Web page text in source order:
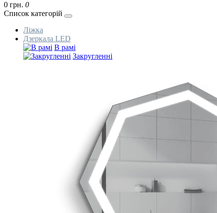
0 грн. 0
Список категорій
Ліжка
Дзеркала LED
В рамі
Закругленні